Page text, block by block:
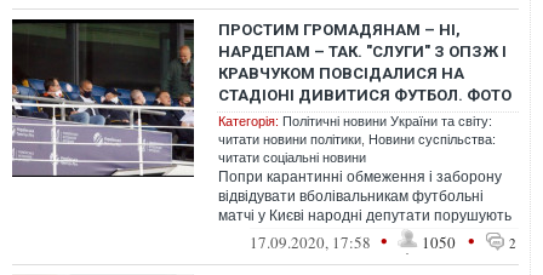
ПРОСТИМ ГРОМАДЯНАМ – НІ,
НАРДЕПАМ – ТАК. "СЛУГИ" З ОПЗЖ І
КРАВЧУКОМ ПОВСІДАЛИСЯ НА
СТАДІОНІ ДИВИТИСЯ ФУТБОЛ. ФОТО
Категорія: Політичні новини України та світу:
читати новини політики Новини суспільства:
читати соціальні новини
Попри карантинні обмеження і заборону
відвідувати вболівальникам футбольні
матчі у Києві народні депутати порушують
правила і ходять на стадіон.
17.09.2020, 17:58 • 1050 • 2